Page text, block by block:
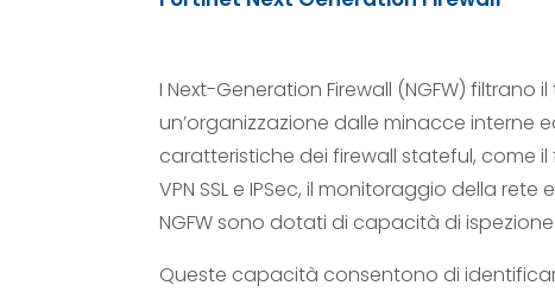
I Next-Generation Firewall (NGFW)
un’organizzazione dalle minacce interne
caratteristiche dei firewall stateful, come
VPN SSL e IPSec, il monitoraggio della
NGFW sono dotati di capacità di
Queste capacità consentono di